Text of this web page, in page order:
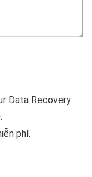
Data Recovery
phí.